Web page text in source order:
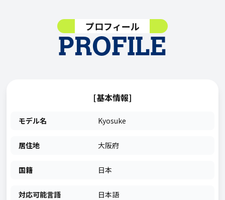
PROFILE
プロフィール
[基本情報]
モデル名 Kyosuke
居住地 大阪府
国籍 日本
対応可能言語 日本語